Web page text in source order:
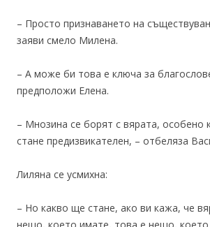
– Просто признаването на
заяви смело Милена.
– А може би това е ключа за
предположи Елена.
– Мнозина се борят с вярата, особено
стане предизвикателен, – отбеляза
Лиляна се усмихна:
– Но какво ще стане, ако ви кажа, че